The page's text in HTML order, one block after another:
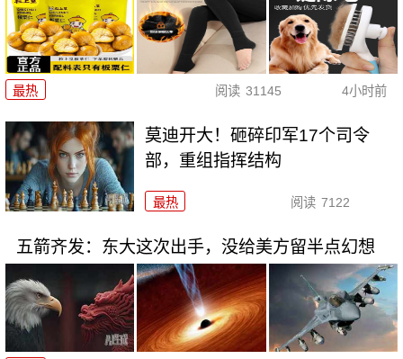
最热 阅读 31145 4小时前
莫迪开大！砸碎印军17个司令
部，重组指挥结构
最热 阅读 7122
五箭齐发：东大这次出手，没给美方留半点幻想